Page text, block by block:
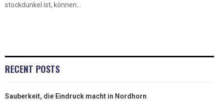
stockdunkel ist, können...
RECENT POSTS
Sauberkeit, die Eindruck macht in Nordhorn